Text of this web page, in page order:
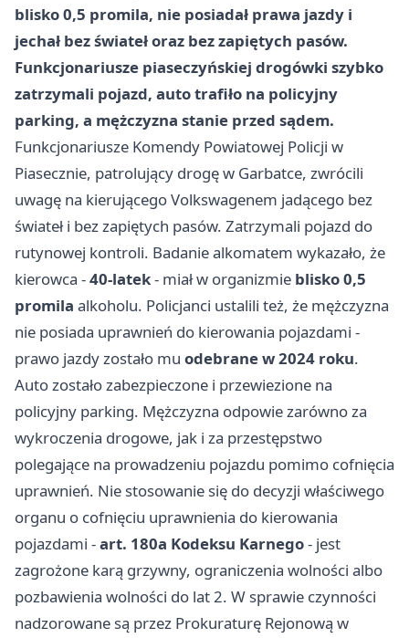
blisko 0,5 promila, nie posiadał prawa jazdy i
jechał bez świateł oraz bez zapiętych pasów.
Funkcjonariusze piaseczyńskiej drogówki szybko
zatrzymali pojazd, auto trafiło na policyjny
parking, a mężczyzna stanie przed sądem.
Funkcjonariusze Komendy Powiatowej Policji w
Piasecznie, patrolujący drogę w Garbatce, zwrócili
uwagę na kierującego Volkswagenem jadącego bez
świateł i bez zapiętych pasów. Zatrzymali pojazd do
rutynowej kontroli. Badanie alkomatem wykazało, że
kierowca -40-latek- miał w organizmie blisko 0,5
promila alkoholu. Policjanci ustalili też, że mężczyzna
nie posiada uprawnień do kierowania pojazdami -
prawo jazdy zostało mu odebrane w 2024 roku.
Auto zostało zabezpieczone i przewiezione na
policyjny parking. Mężczyzna odpowie zarówno za
wykroczenia drogowe, jak i za przestępstwo
polegające na prowadzeniu pojazdu pomimo cofnięcia
uprawnień. Nie stosowanie się do decyzji właściwego
organu o cofnięciu uprawnienia do kierowania
pojazdami -art. 180a Kodeksu Karnego- jest
zagrożone karą grzywny, ograniczenia wolności albo
pozbawienia wolności do lat 2. W sprawie czynności
nadzorowane są przez Prokuraturę Rejonową w